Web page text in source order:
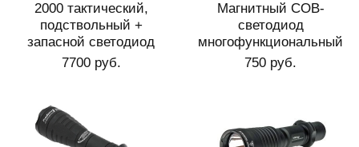
2000 тактический,
подствольный +
запасной светодиод
7700 руб.
Магнитный COB-
светодиод
многофункциональный
750 руб.